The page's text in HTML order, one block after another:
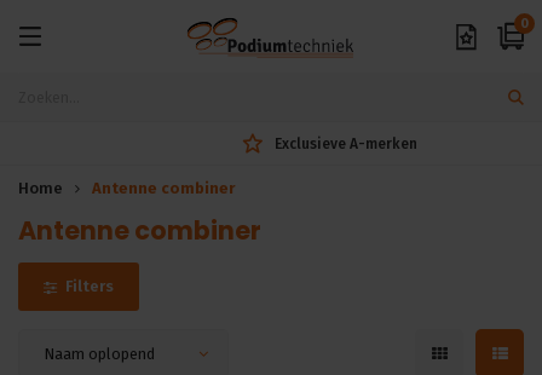
0
Exclusieve A-merken
Home Antenne combiner
Antenne combiner
Filters
Naam oplopend